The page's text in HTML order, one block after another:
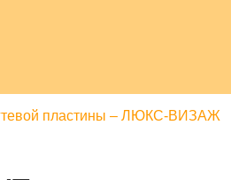
пластины – ЛЮКС-ВИЗАЖ